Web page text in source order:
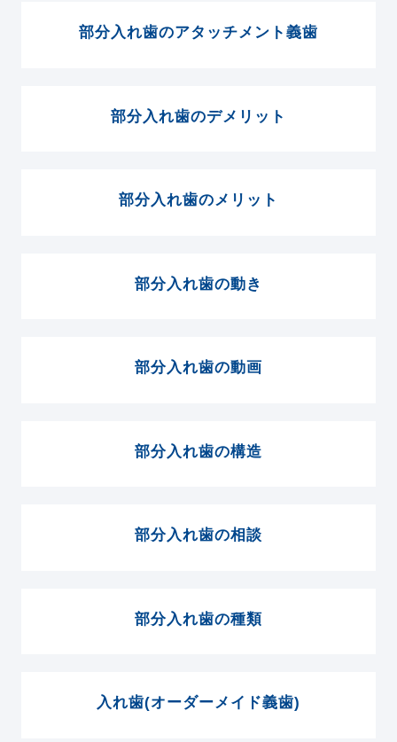
部分入れ歯のアタッチメント義歯
部分入れ歯のデメリット
部分入れ歯のメリット
部分入れ歯の動き
部分入れ歯の動画
部分入れ歯の構造
部分入れ歯の相談
部分入れ歯の種類
入れ歯(オーダーメイド義歯)